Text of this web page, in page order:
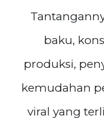
baku,
produksi,
kemudahan
viral yang